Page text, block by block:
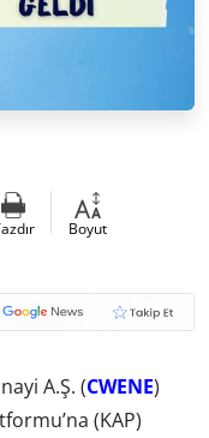
Boyut
A.Ş. (CWENE)
(KAP)